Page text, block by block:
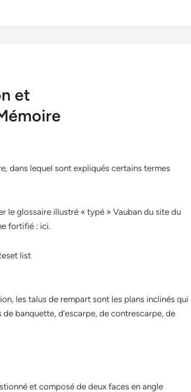
et
dans lequel sont expliqués certains termes
le glossaire illustré « typé » Vauban du site du
fortifié : ici.
list
les talus de rempart sont les plans inclinés qui
banquette, d’escarpe, de contrescarpe, de
et composé de deux faces en angle